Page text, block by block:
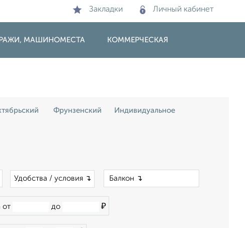
Закладки Личный кабинет
МАШИНОМЕСТА КОММЕРЧЕСКАЯ
Фрунзенский Индивидуальное
Удобства / условия ↴
от до ₽